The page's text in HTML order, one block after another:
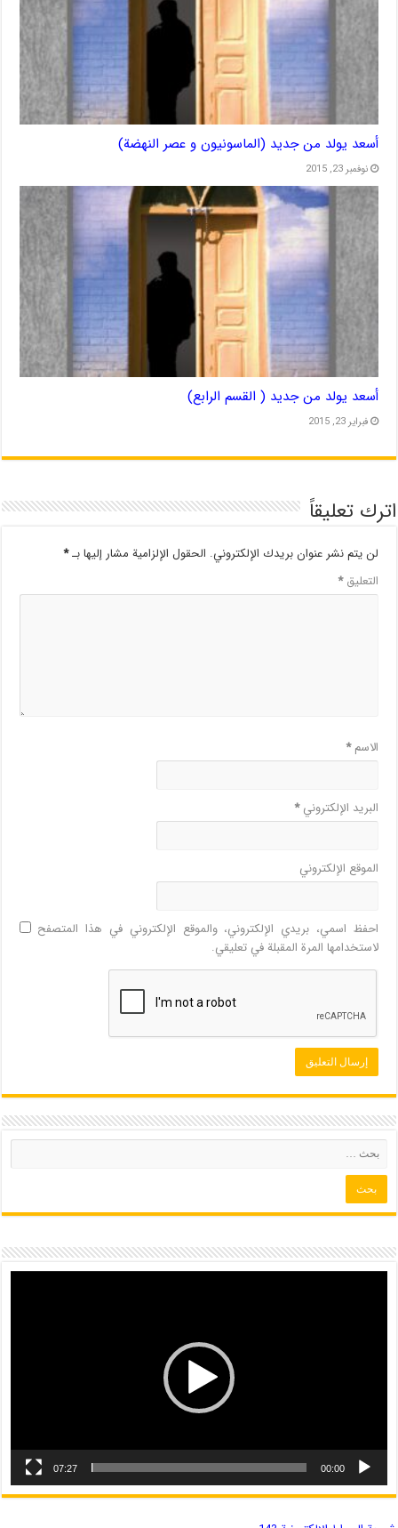
أسعد يولد من جديد (الماسونيون و عصر النهضة)
نوفمبر 23, 2015
أسعد يولد من جديد ( القسم الرابع)
فبراير 23, 2015
اترك تعليقاً
لن يتم نشر عنوان بريدك الإلكتروني. الحقول الإلزامية مشار إليها بـ*
التعليق*
الاسم*
البريد الإلكتروني*
الموقع الإلكتروني
احفظ اسمي، بريدي الإلكتروني، والموقع الإلكتروني في هذا المتصفح
لاستخدامها المرة المقبلة في تعليقي.
00:00
07:27